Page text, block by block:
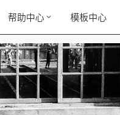
帮助中心 模板中心